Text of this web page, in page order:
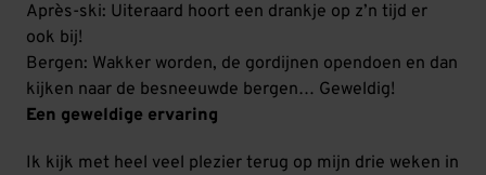
Après-ski: Uiteraard hoort een drankje op z’n tijd er
ook bij!
Bergen: Wakker worden, de gordijnen opendoen en dan
kijken naar de besneeuwde bergen… Geweldig!
Een geweldige ervaring
Ik kijk met heel veel plezier terug op mijn drie weken in